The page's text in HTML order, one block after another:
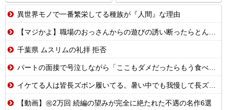
異世界モノで一番繁栄してる種族が『人間』な理由
【マジかよ】職場のおっさんからの遊びの誘い断ったらとんでもないこと言われたんだが
千葉県 ムスリムの礼拝 拒否
パートの面接で号泣しながら「ここもダメだったらもう食べていけないんです」って熱弁してた人がいた
イケてる人は皆長ズボン履いてる。暑い中でも我慢して長ズボン履いてる。半ズボンはモテ無い。厳しいって
【動画】㊗️2万回 続編の望みが完全に絶たれた不遇の名作6選